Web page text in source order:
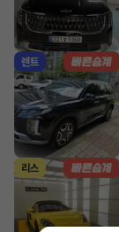
렌트
리스